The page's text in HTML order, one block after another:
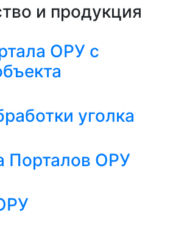
и продукция
ОРУ с
уголка
Порталов ОРУ